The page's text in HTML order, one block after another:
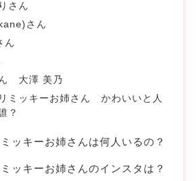
さん
さん
ん
大澤 美乃
ミッキーお姉さん かわいいと人
？
ッキーお姉さんは何人いるの？
ッキーお姉さんのインスタは？